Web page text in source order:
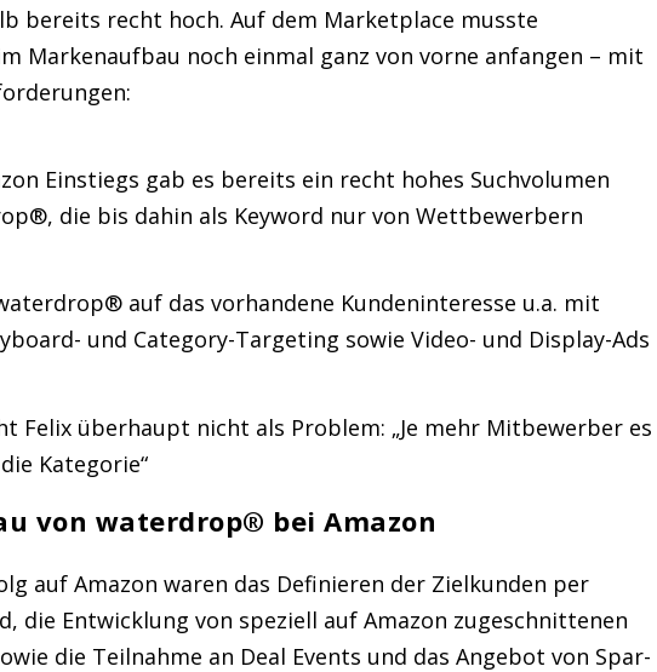
bereits recht hoch. Auf dem Marketplace musste
Markenaufbau noch einmal ganz von vorne anfangen – mit
Einstiegs gab es bereits ein recht hohes Suchvolumen
die bis dahin als Keyword nur von Wettbewerbern
auf das vorhandene Kundeninteresse u.a. mit
und Category-Targeting sowie Video- und Display-Ads
Felix überhaupt nicht als Problem: „Je mehr Mitbewerber es
Kategorie“
von waterdrop® bei Amazon
auf Amazon waren das Definieren der Zielkunden per
die Entwicklung von speziell auf Amazon zugeschnittenen
die Teilnahme an Deal Events und das Angebot von Spar-